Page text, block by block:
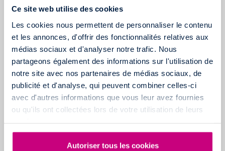
Ce site web utilise des cookies
Les cookies nous permettent de personnaliser le contenu
et les annonces, d'offrir des fonctionnalités relatives aux
médias sociaux et d'analyser notre trafic. Nous
partageons également des informations sur l'utilisation de
notre site avec nos partenaires de médias sociaux, de
publicité et d'analyse, qui peuvent combiner celles-ci
avec d'autres informations que vous leur avez fournies
ou qu'ils ont collectées lors de votre utilisation de leurs
Autoriser tous les cookies
professionnel urgent : une voiture sera à votre disposition dès
DEVIS GRATUIT CARCLOUD
* Estimation Mappy en date du 19/11/2021 pour un trajet de Lille à
Marseille au volant d'une voiture diesel de taille moyenne qui